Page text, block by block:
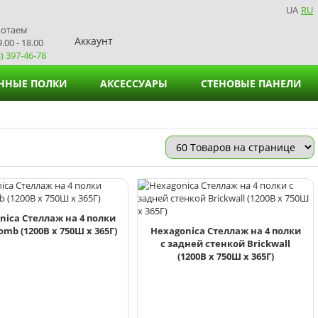
UA RU
- 18.00
397-46-78
Аккаунт
ПОЛКИ АКСЕССУАРЫ
Подставки для вазонов
Подставки для салфеток
СТЕНОВЫЕ ПАНЕЛИ
Стеллаж на 4 полки
(1200В х 750Ш х 365Г)
Hexagonica Стеллаж на 4 полки
с задней стенкой Brickwall
(1200В х 750Ш х 365Г)